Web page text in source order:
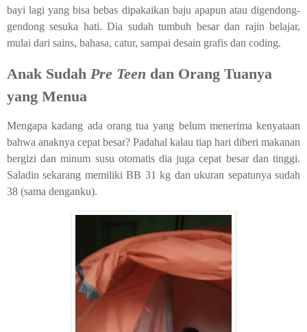
bayi lagi yang bisa bebas dipakaikan baju apapun atau digendong-
gendong sesuka hati. Dia sudah tumbuh besar dan rajin belajar,
mulai dari sains, bahasa, catur, sampai desain grafis dan coding.
Anak Sudah Pre Teen dan Orang Tuanya
yang Menua
Mengapa kadang ada orang tua yang belum menerima kenyataan
bahwa anaknya cepat besar? Padahal kalau tiap hari diberi makanan
bergizi dan minum susu otomatis dia juga cepat besar dan tinggi.
Saladin sekarang memiliki BB 31 kg dan ukuran sepatunya sudah
38 (sama denganku).